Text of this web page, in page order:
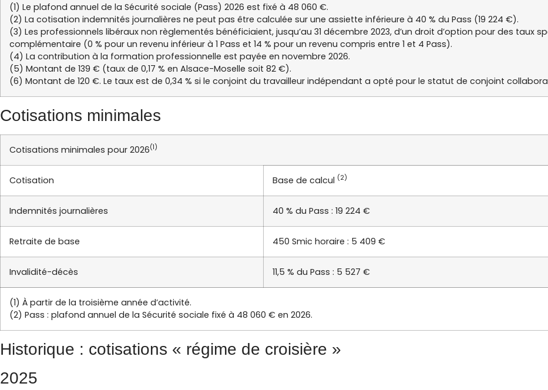
(1) Le plafond annuel de la Sécurité sociale (Pass) 2026 est fixé à 48 060 €.
(2) La cotisation indemnités journalières ne peut pas être calculée sur une assiette inférieure à 40 % du Pass (19 224 €).
(3) Les professionnels libéraux non règlementés bénéficiaient, jusqu’au 31 décembre 2023, d’un droit d’option pour des
complémentaire (0 % pour un revenu inférieur à 1 Pass et 14 % pour un revenu compris entre 1 et 4 Pass).
(4) La contribution à la formation professionnelle est payée en novembre 2026.
(5) Montant de 139 € (taux de 0,17 % en Alsace-Moselle soit 82 €).
(6) Montant de 120 €. Le taux est de 0,34 % si le conjoint du travailleur indépendant a opté pour le statut de conjoint
Cotisations minimales
Cotisations minimales pour 2026(1)
Cotisation Base de calcul (2)
Indemnités journalières 40 % du Pass : 19 224 €
Retraite de base 450 Smic horaire : 5 409 €
Invalidité-décès 11,5 % du Pass : 5 527 €
(1) À partir de la troisième année d’activité.
(2) Pass : plafond annuel de la Sécurité sociale fixé à 48 060 € en 2026.
Historique : cotisations « régime de croisière »
2025